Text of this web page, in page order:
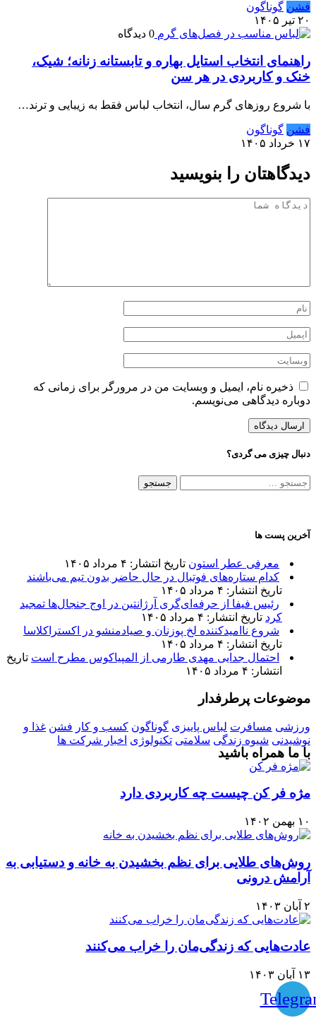
فشن گوناگون
۲۰ تیر ۱۴۰۵
0 دیدگاه
راهنمای انتخاب استایل بهاره و تابستانه زنانه؛ شیک،
خنک و کاربردی در هر سن
با شروع روزهای گرم سال، انتخاب لباس فقط به زیبایی و ترند…
فشن گوناگون
۱۷ خرداد ۱۴۰۵
دیدگاهتان را بنویسید
ذخیره نام، ایمیل و وبسایت من در مرورگر برای زمانی که
دوباره دیدگاهی می‌نویسم.
دنبال چیزی می گردی؟
جستجو
آخرین پست ها
معرفی عطر استون تاریخ انتشار: ۴ مرداد ۱۴۰۵
کدام ستاره‌های فوتبال در حال حاضر بدون تیم می‌باشند
تاریخ انتشار: ۴ مرداد ۱۴۰۵
رئیس فیفا از حرفه‌ای‌گری آرژانتین در اوج جنجال‌ها تمجید
کرد تاریخ انتشار: ۴ مرداد ۱۴۰۵
شروع ناامیدکننده لخ پوزنان و صیادمنشو در اکستراکلاسا
تاریخ انتشار: ۴ مرداد ۱۴۰۵
احتمال جدایی مهدی طارمی از المپیاکوس مطرح است تاریخ
انتشار: ۴ مرداد ۱۴۰۵
موضوعات پرطرفدار
ورزشی مسافرت لباس پاییزی گوناگون کسب و کار فشن غذا و
نوشیدنی شیوه زندگی سلامتی تکنولوژی اخبار شرکت ها
با ما همراه باشید
مژه فر کن چیست چه کاربردی دارد
۱۰ بهمن ۱۴۰۲
روش‌های طلایی برای نظم بخشیدن به خانه و دستیابی به
آرامش درونی
۲ آبان ۱۴۰۳
عادت‌هایی که زندگی‌مان را خراب می‌کنند
۱۳ آبان ۱۴۰۳